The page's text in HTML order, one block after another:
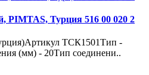
PIMTAS, Турция 516 00 020 2
ТСК1501Тип -
(мм) - 20Тип соединени..